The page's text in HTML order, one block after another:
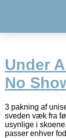
Under
No
3 pakning af
sveden væk fra
usynlige i
passer enhver